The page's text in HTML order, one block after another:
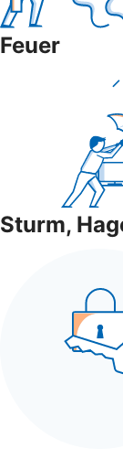
Feuer
Sturm,